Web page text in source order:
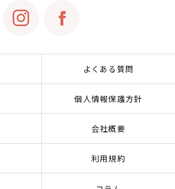
よくある質問
個人情報保護方針
会社概要
利用規約